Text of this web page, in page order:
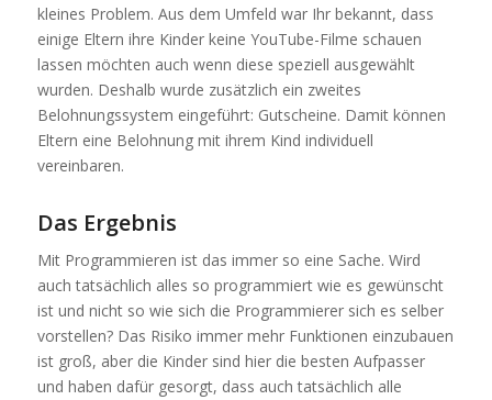
kleines Problem. Aus dem Umfeld war Ihr bekannt, dass
einige Eltern ihre Kinder keine YouTube-Filme schauen
lassen möchten auch wenn diese speziell ausgewählt
wurden. Deshalb wurde zusätzlich ein zweites
Belohnungssystem eingeführt: Gutscheine. Damit können
Eltern eine Belohnung mit ihrem Kind individuell
vereinbaren.
Das Ergebnis
Mit Programmieren ist das immer so eine Sache. Wird
auch tatsächlich alles so programmiert wie es gewünscht
ist und nicht so wie sich die Programmierer sich es selber
vorstellen? Das Risiko immer mehr Funktionen einzubauen
ist groß, aber die Kinder sind hier die besten Aufpasser
und haben dafür gesorgt, dass auch tatsächlich alle